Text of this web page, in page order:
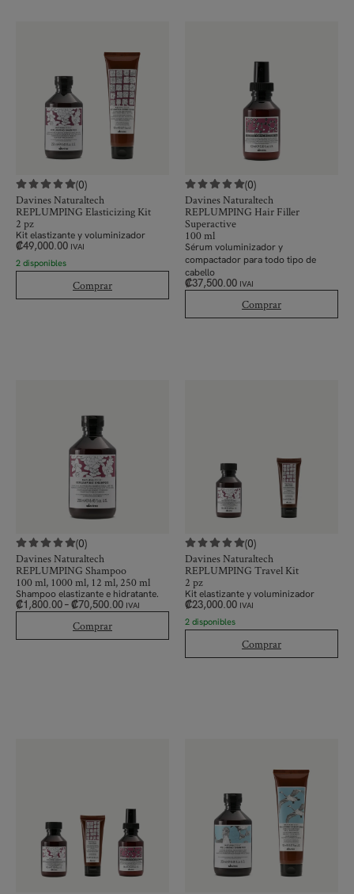
(0)
Davines Naturaltech
REPLUMPING Elasticizing Kit
2 pz
Kit elastizante y voluminizador
₡49,000.00 IVAI
2 disponibles
Comprar
(0)
Davines Naturaltech
REPLUMPING Hair Filler
Superactive
100 ml
Sérum voluminizador y
compactador para todo tipo de
cabello
₡37,500.00 IVAI
Comprar
(0)
Davines Naturaltech
REPLUMPING Shampoo
100 ml, 1000 ml, 12 ml, 250 ml
Shampoo elastizante e hidratante.
₡1,800.00–₡70,500.00 IVAI
Comprar
(0)
Davines Naturaltech
REPLUMPING Travel Kit
2 pz
Kit elastizante y voluminizador
₡23,000.00 IVAI
2 disponibles
Comprar